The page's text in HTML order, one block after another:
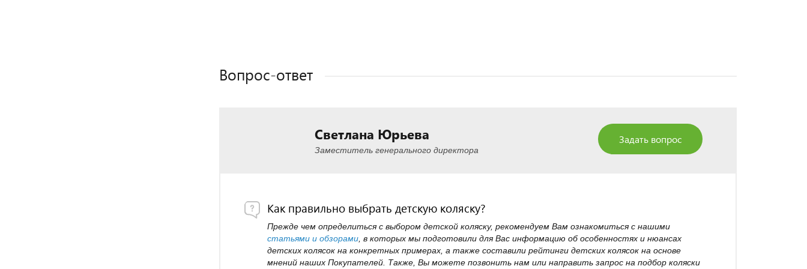
Вопрос-ответ
Светлана Юрьева
Заместитель генерального директора
Задать вопрос
Как правильно выбрать детскую коляску?
Прежде чем определиться с выбором детской коляску, рекомендуем Вам ознакомиться с нашими
статьями и обзорами , в которых мы подготовили для Вас информацию об особенностях и нюансах
детских колясок на конкретных примерах, а также составили рейтинги детских колясок на основе
мнений наших Покупателей. Также, Вы можете позвонить нам или направить запрос на подбор коляски